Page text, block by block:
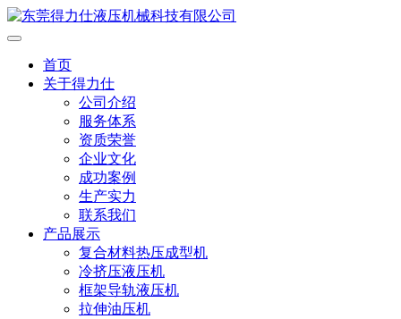
首页
关于得力仕
公司介绍
服务体系
资质荣誉
企业文化
成功案例
生产实力
联系我们
产品展示
复合材料热压成型机
冷挤压液压机
框架导轨液压机
拉伸油压机